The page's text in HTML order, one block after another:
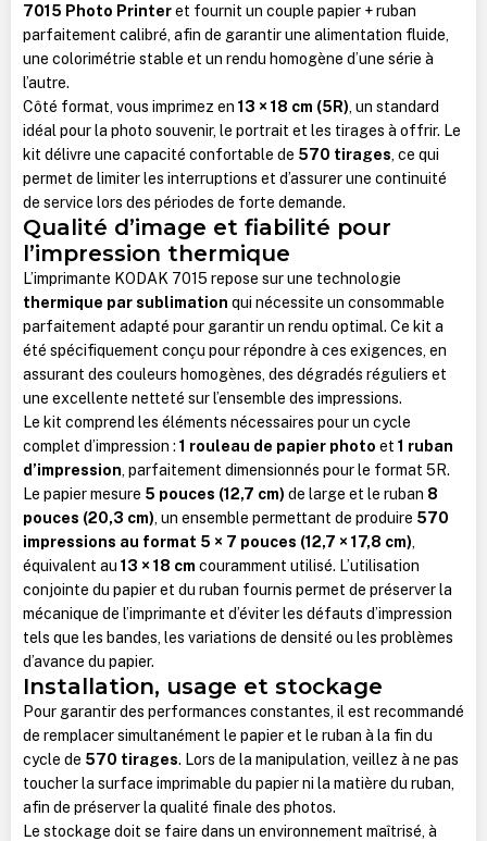
7015 Photo Printeret fournit un couple papier + ruban
parfaitement calibré, afin de garantir une alimentation fluide,
une colorimétrie stable et un rendu homogène d’une série à
l’autre.
Côté format, vous imprimez en 13 × 18 cm (5R), un standard
idéal pour la photo souvenir, le portrait et les tirages à offrir. Le
kit délivre une capacité confortable de 570 tirages, ce qui
permet de limiter les interruptions et d’assurer une continuité
de service lors des périodes de forte demande.
Qualité d’image et fiabilité pour
l’impression thermique
L’imprimante KODAK 7015 repose sur une technologie
thermique par sublimation qui nécessite un consommable
parfaitement adapté pour garantir un rendu optimal. Ce kit a
été spécifiquement conçu pour répondre à ces exigences, en
assurant des couleurs homogènes, des dégradés réguliers et
une excellente netteté sur l’ensemble des impressions.
Le kit comprend les éléments nécessaires pour un cycle
complet d’impression : 1 rouleau de papier photo et 1 ruban
d’impression, parfaitement dimensionnés pour le format 5R.
Le papier mesure 5 pouces (12,7 cm) de large et le ruban 8
pouces (20,3 cm), un ensemble permettant de produire 570
impressions au format 5 × 7 pouces (12,7 × 17,8 cm),
équivalent au 13 × 18 cm couramment utilisé. L’utilisation
conjointe du papier et du ruban fournis permet de préserver la
mécanique de l’imprimante et d’éviter les défauts d’impression
tels que les bandes, les variations de densité ou les problèmes
d’avance du papier.
Installation, usage et stockage
Pour garantir des performances constantes, il est recommandé
de remplacer simultanément le papier et le ruban à la fin du
cycle de 570 tirages. Lors de la manipulation, veillez à ne pas
toucher la surface imprimable du papier ni la matière du ruban,
afin de préserver la qualité finale des photos.
Le stockage doit se faire dans un environnement maîtrisé, à